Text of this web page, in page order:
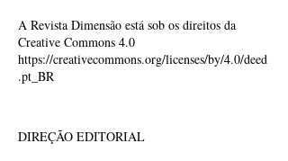
A Revista Dimensão está sob os direitos da
Creative Commons 4.0
https://creativecommons.org/licenses/by/4.0/deed
.pt_BR
DIREÇÃO EDITORIAL